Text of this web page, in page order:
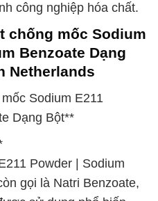
công nghiệp hóa chất.
chống mốc Sodium
Benzoate Dạng
Netherlands
Sodium E211
Dạng Bột**
Powder | Sodium
gọi là Natri Benzoate,